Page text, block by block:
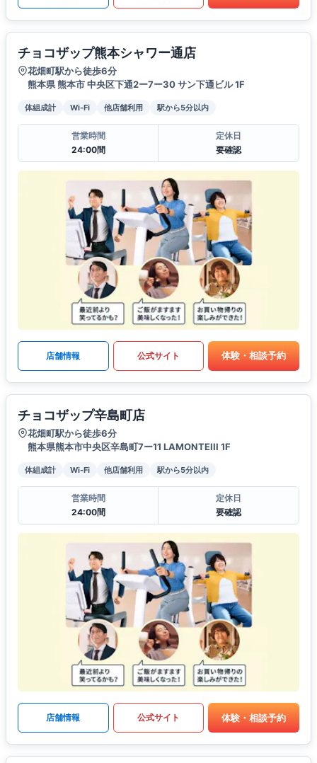
チョコザップ熊本シャワー通店
花畑町駅から徒歩6分
熊本県 熊本市 中央区下通2ー7ー30 サン下通ビル 1F
体組成計 Wi-Fi 他店舗利用 駅から5分以内
営業時間
24:00間
定休日
要確認
店舗情報 公式サイト 体験・相談予約
チョコザップ辛島町店
花畑町駅から徒歩6分
熊本県熊本市中央区辛島町7ー11 LAMONTEIII 1F
体組成計 Wi-Fi 他店舗利用 駅から5分以内
営業時間
24:00間
定休日
要確認
店舗情報 公式サイト 体験・相談予約